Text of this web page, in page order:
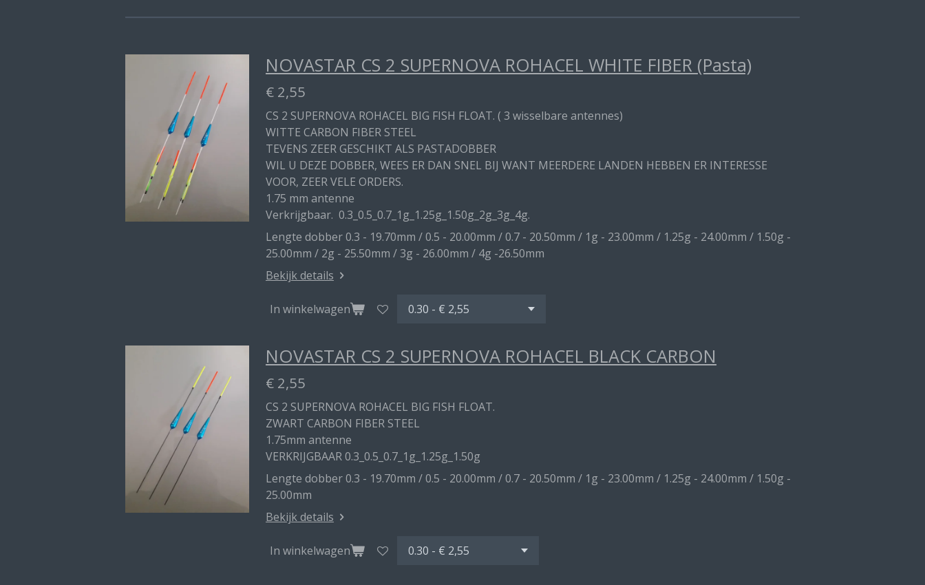
NOVASTAR CS 2 SUPERNOVA ROHACEL WHITE FIBER (Pasta)
€ 2,55
CS 2 SUPERNOVA ROHACEL BIG FISH FLOAT. ( 3 wisselbare antennes)
WITTE CARBON FIBER STEEL
TEVENS ZEER GESCHIKT ALS PASTADOBBER
WIL U DEZE DOBBER, WEES ER DAN SNEL BIJ WANT MEERDERE LANDEN HEBBEN ER INTERESSE
VOOR, ZEER VELE ORDERS.
1.75 mm antenne
Verkrijgbaar. 0.3_0.5_0.7_1g_1.25g_1.50g_2g_3g_4g.
Lengte dobber 0.3 - 19.70mm / 0.5 - 20.00mm / 0.7 - 20.50mm / 1g - 23.00mm / 1.25g - 24.00mm / 1.50g -
25.00mm / 2g - 25.50mm / 3g - 26.00mm / 4g -26.50mm
Bekijk details
In winkelwagen
NOVASTAR CS 2 SUPERNOVA ROHACEL BLACK CARBON
€ 2,55
CS 2 SUPERNOVA ROHACEL BIG FISH FLOAT.
ZWART CARBON FIBER STEEL
1.75mm antenne
VERKRIJGBAAR 0.3_0.5_0.7_1g_1.25g_1.50g
Lengte dobber 0.3 - 19.70mm / 0.5 - 20.00mm / 0.7 - 20.50mm / 1g - 23.00mm / 1.25g - 24.00mm / 1.50g -
25.00mm
Bekijk details
In winkelwagen